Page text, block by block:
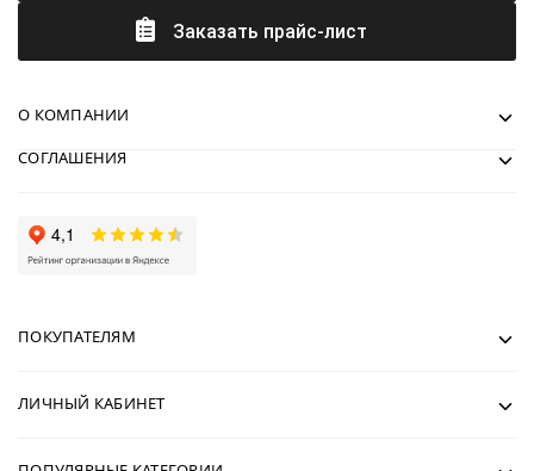
Заказать прайс-лист
О КОМПАНИИ
СОГЛАШЕНИЯ
ПОКУПАТЕЛЯМ
ЛИЧНЫЙ КАБИНЕТ